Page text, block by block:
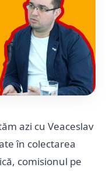
azi cu Veaceslav
în colectarea
comisionul pe